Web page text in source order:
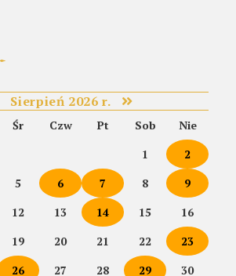
Sierpień 2026 r.
Śr Czw Pt Sob
Nie
1
2
5 6 7 8
9
12 13 14 15
16
19 20 21 22
23
26 27 28 29 30